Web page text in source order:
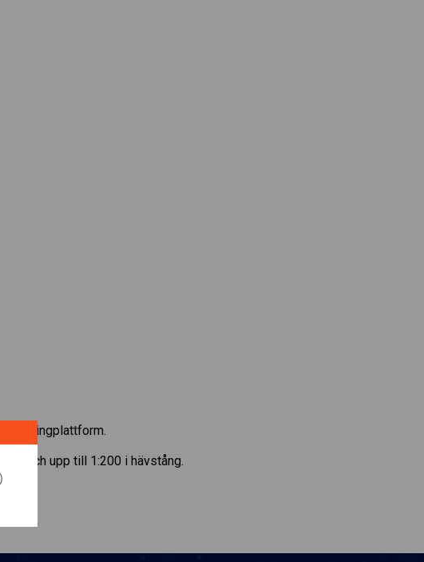
tradingplattform.
och upp till 1:200 i hävstång.